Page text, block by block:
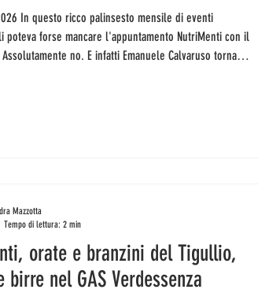
di eventi
poteva forse mancare l'appuntamento NutriMenti con il
no. E infatti Emanuele Calvaruso torna
orate e branzini del Tigullio,
nel GAS Verdessenza
Mazzotta
Tempo di lettura: 2 min